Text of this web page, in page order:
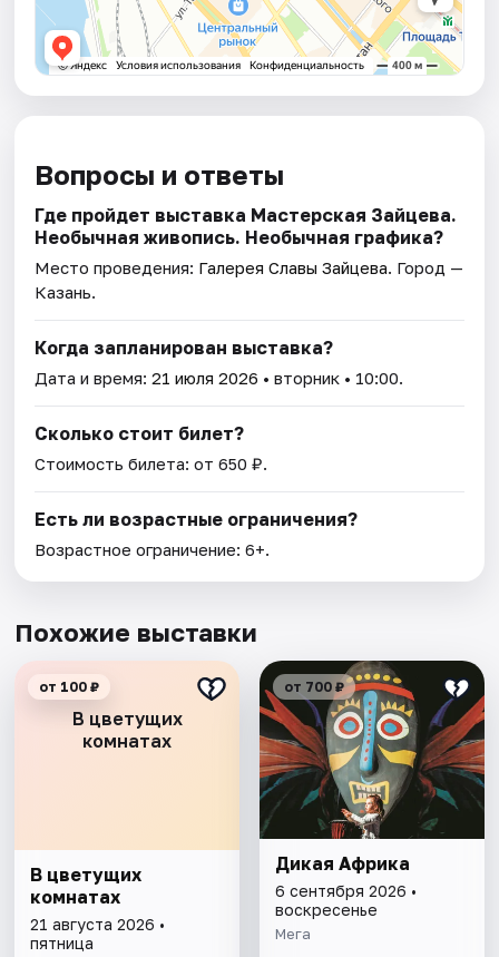
Вопросы и ответы
Где пройдет выставка Мастерская Зайцева.
Необычная живопись. Необычная графика?
Место проведения: Галерея Славы Зайцева. Город —
Казань.
Когда запланирован выставка?
Дата и время:21 июля 2026 • вторник • 10:00.
Сколько стоит билет?
Стоимость билета: от 650 ₽.
Есть ли возрастные ограничения?
Возрастное ограничение: 6+.
Похожие выставки
В цветущих
комнатах
от 100 ₽
В цветущих
комнатах
21 августа 2026 •
пятница
от 700 ₽
Дикая Африка
6 сентября 2026 •
воскресенье
Мега